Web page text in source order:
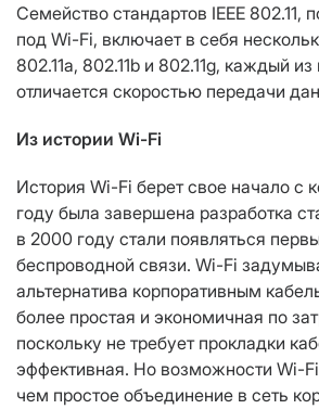
Семейство стандартов IEEE 802.11,
под Wi-Fi, включает в себя
802.11а, 802.11b и 802.11g, каждый из
отличается скоростью передачи
Из истории Wi-Fi
История Wi-Fi берет свое начало с
году была завершена разработка
в 2000 году стали появляться
беспроводной связи. Wi-Fi
альтернатива корпоративным
более простая и экономичная по
поскольку не требует прокладки
эффективная. Но возможности Wi-
чем простое объединение в сеть